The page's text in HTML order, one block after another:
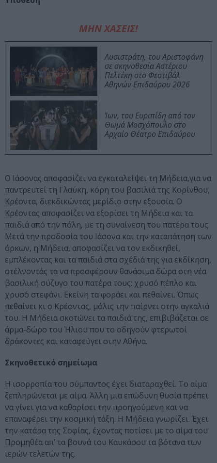
ΜΗΝ ΧΑΣΕΙΣ!
Λυσιστράτη, του Αριστοφάνη
σε σκηνοθεσία Αστέριου
Πελτέκη στο Φεστιβάλ
Αθηνών Επιδαύρου 2026
Ίων, του Ευριπίδη από τον
Θωμά Μοσχόπουλο στο
Αρχαίο Θέατρο Επιδαύρου
Ο Ιάσονας αποφασίζει να εγκαταλείψει τη Μήδεια,για να
παντρευτεί τη Γλαύκη, κόρη του βασιλιά της Κορίνθου,
Κρέοντα, διεκδικώντας μερίδιο στην εξουσία. Ο
Κρέοντας αποφασίζει να εξορίσει τη Μήδεια και τα
παιδιά από την πόλη, με τη συναίνεση του πατέρα τους.
Μετά την προδοσία του Ιάσονα και την καταπάτηση των
όρκων, η Μήδεια, αποφασίζει να τον εκδικηθεί,
εμπλέκοντας και τα παιδιά στα σχέδιά της για εκδίκηση,
στέλνοντάς τα να προσφέρουν θανάσιμα δώρα στη νέα
βασιλική σύζυγο του πατέρα τους: χρυσό πέπλο και
χρυσό στεφάνι. Εκείνη τα φοράει και πεθαίνει. Όπως
πεθαίνει κι ο Κρέοντας, μόλις την παίρνει στην αγκαλιά
του. Η Μήδεια σκοτώνει τα παιδιά της, επιβιβάζεται σε
άρμα-δώρο του Ήλιου που το οδηγούν φτερωτοί
δράκοντες και καταφεύγει στην Αθήνα.
Σκηνοθετικό σημείωμα
Η ισορροπία του σύμπαντος έχει διαταραχθεί. Το αίμα
ξεπληρώνεται με αίμα. Άλλη μια επώδυνη θυσία πρέπει
να γίνει για να καθαρίσει την προηγούμενη και να
επαναφέρει την κοσμική τάξη. Η Μήδεια γνωρίζει. Έχει
την κατάρα της Σοφίας, έχοντας ποτίσει με το αίμα του
Προμηθέα απ’ τα βουνά του Καυκάσου τα βότανα των
ιερών τελετών της.